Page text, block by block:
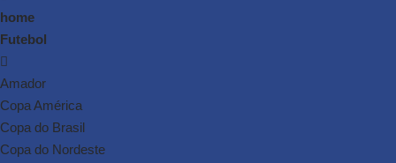
home
Futebol
Amador
Copa América
Copa do Brasil
Copa do Nordeste